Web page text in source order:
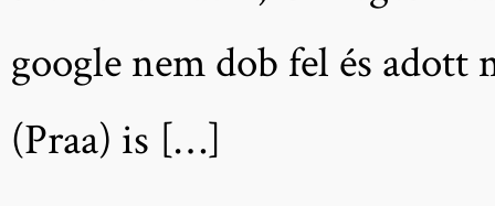
google nem dob fel és
(Praa) is […]